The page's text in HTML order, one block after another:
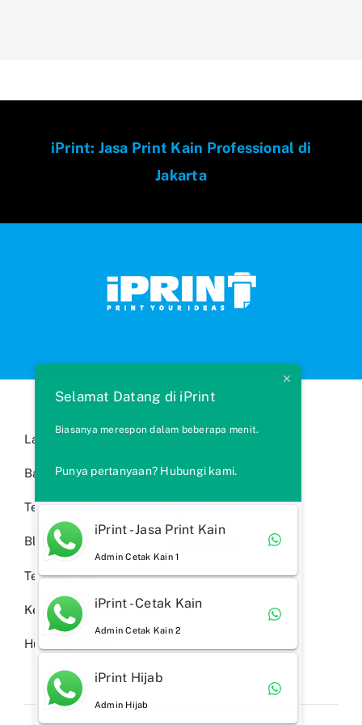
iPrint: Jasa Print Kain Professional di
Jakarta
Layanan Kami
Bahan Kain
Testimonials
Blog
Cara Memesan
FAQs
Tentang Kami
Kebijakan Privasi
Hubungi Kami
Selamat Datang di iPrint
Biasanya merespon dalam beberapa menit.
Punya pertanyaan? Hubungi kami.
iPrint - Jasa Print Kain
Admin Cetak Kain 1
iPrint - Cetak Kain
Admin Cetak Kain 2
iPrint Hijab
Admin Hijab